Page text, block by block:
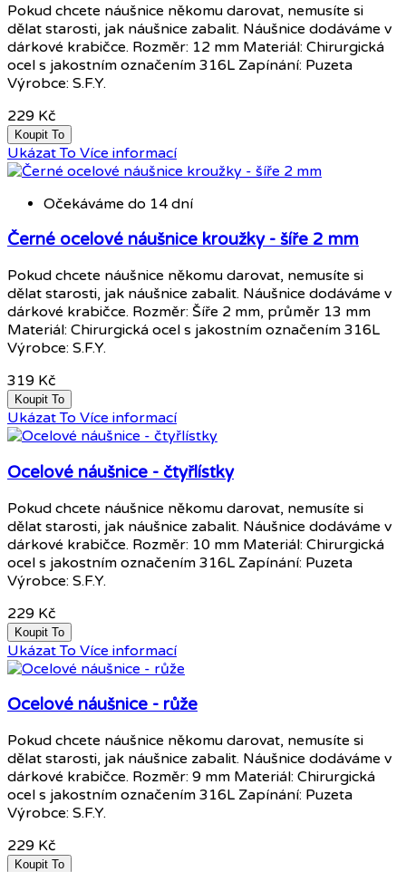
Pokud chcete náušnice někomu darovat, nemusíte si
dělat starosti, jak náušnice zabalit. Náušnice dodáváme v
dárkové krabičce. Rozměr: 12 mm Materiál: Chirurgická
ocel s jakostním označením 316L Zapínání: Puzeta
Výrobce: S.F.Y.
229 Kč
Koupit To
Ukázat To Více informací
Očekáváme do 14 dní
Černé ocelové náušnice kroužky - šíře 2 mm
Pokud chcete náušnice někomu darovat, nemusíte si
dělat starosti, jak náušnice zabalit. Náušnice dodáváme v
dárkové krabičce. Rozměr: Šíře 2 mm, průměr 13 mm
Materiál: Chirurgická ocel s jakostním označením 316L
Výrobce: S.F.Y.
319 Kč
Koupit To
Ukázat To Více informací
Ocelové náušnice - čtyřlístky
Pokud chcete náušnice někomu darovat, nemusíte si
dělat starosti, jak náušnice zabalit. Náušnice dodáváme v
dárkové krabičce. Rozměr: 10 mm Materiál: Chirurgická
ocel s jakostním označením 316L Zapínání: Puzeta
Výrobce: S.F.Y.
229 Kč
Koupit To
Ukázat To Více informací
Ocelové náušnice - růže
Pokud chcete náušnice někomu darovat, nemusíte si
dělat starosti, jak náušnice zabalit. Náušnice dodáváme v
dárkové krabičce. Rozměr: 9 mm Materiál: Chirurgická
ocel s jakostním označením 316L Zapínání: Puzeta
Výrobce: S.F.Y.
229 Kč
Koupit To